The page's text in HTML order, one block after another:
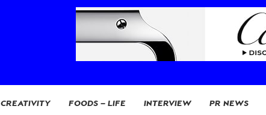
CREATIVITY FOODS – LIFE INTERVIEW PR NEWS